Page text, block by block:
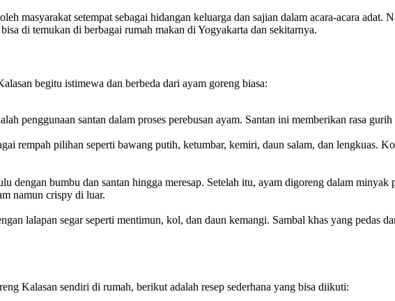
masyarakat setempat sebagai hidangan keluarga dan sajian dalam acara-acara
di temukan di berbagai rumah makan di Yogyakarta dan sekitarnya.
begitu istimewa dan berbeda dari ayam goreng biasa:
penggunaan santan dalam proses perebusan ayam. Santan ini memberikan rasa
rempah pilihan seperti bawang putih, ketumbar, kemiri, daun salam, dan lengkuas.
dengan bumbu dan santan hingga meresap. Setelah itu, ayam digoreng dalam
namun crispy di luar.
lalapan segar seperti mentimun, kol, dan daun kemangi. Sambal khas yang pedas
Kalasan sendiri di rumah, berikut adalah resep sederhana yang bisa diikuti: